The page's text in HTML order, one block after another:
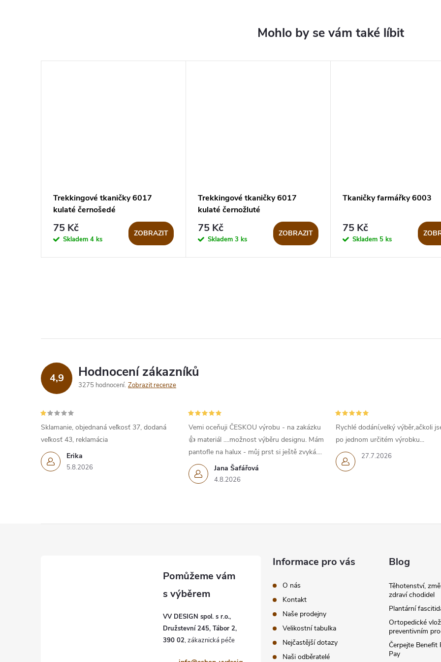
Trekkingové tkaničky 6017
kulaté černošedé
75 Kč
Skladem 4 ks
ZOBRAZIT
Trekkingové tkaničky 6017
kulaté černožluté
75 Kč
Skladem 3 ks
ZOBRAZIT
Tkaničky farmářky 6003
75 Kč
Skladem 5 ks
4,9 Hodnocení zákazníků
3275 hodnocení Zobrazit recenze
Erika
5.8.2026
Sklamanie, objednaná veľkosť 37, dodaná
veľkosť 43, reklamácia
Jana Šafářová
4.8.2026
Vemi oceňuji ČESKOU výrobu - na zakázku
👍 materiál ....možnost výběru designu. Mám
pantofle na halux - můj prst si ještě zvyká....
27.7.2026
Rychlé dodání,velký výběr,ačkoli
po jednom určitém výrobku...
VV DESIGN spol. s r.o.,
Družstevní 245, Tábor 2,
390 02
Informace pro vás
O nás
Kontakt
Naše prodejny
Velikostní tabulka
Nejčastější dotazy
Naši odběratelé
Blog
Těhotenství,
zdraví chodidel
Plantární
Ortopedické
preventivním
Čerpejte Benefit
Pay